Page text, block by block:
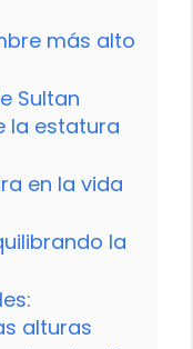
más alto
Sultan
la estatura
en la vida
la
alturas